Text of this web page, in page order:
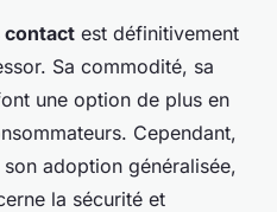
contact est définitivement
Sa commodité, sa
une option de plus en
Cependant,
adoption généralisée,
la sécurité et